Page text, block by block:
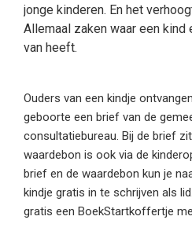
jonge kinderen. En het
Allemaal zaken waar een
van heeft.
Ouders van een kindje
geboorte een brief van de
consultatiebureau. Bij de brief
waardebon is ook via de
brief en de waardebon kun je
kindje gratis in te schrijven als
gratis een BoekStartkoffertje